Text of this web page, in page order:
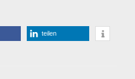
teilen